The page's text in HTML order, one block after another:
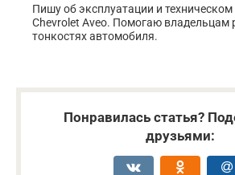
Пишу об эксплуатации и
Chevrolet Aveo. Помогаю владельцам
тонкостях автомобиля.
Понравилась статья?
друзьями: